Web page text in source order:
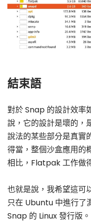
結束語
對於 Snap 的設計效率
說，它的設計是壞的，
說法的某些部分是真實
得當，整個沙盒應用的
相比，Flatpak 工作做
也就是說，我希望這可
只在 Ubuntu 中進行了
Snap 的 Linux 發行版。